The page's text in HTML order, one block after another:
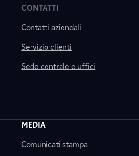
CONTATTI
Contatti aziendali
Servizio clienti
Sede centrale e uffici
MEDIA
Comunicati stampa